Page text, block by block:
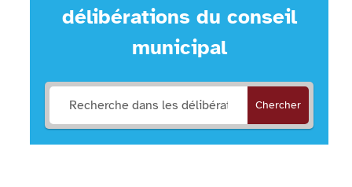
délibérations du conseil
municipal
Chercher